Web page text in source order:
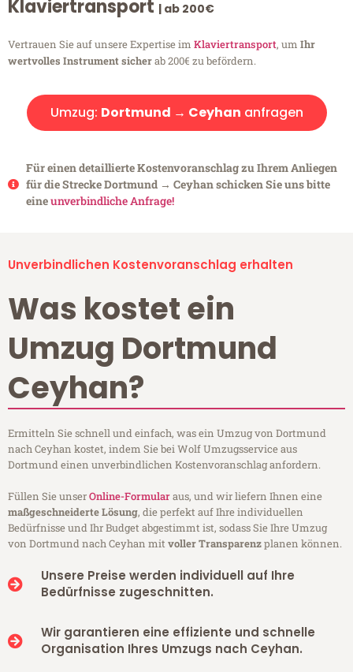
Klaviertransport | ab 200€
Vertrauen Sie auf unsere Expertise im Klaviertransport, um Ihr
wertvolles Instrument sicherab 200€ zu befördern.
Umzug: Dortmund → Ceyhan anfragen
Für einen detaillierte Kostenvoranschlag zu Ihrem Anliegen
für die Strecke Dortmund → Ceyhan schicken Sie uns bitte
eineunverbindliche Anfrage!
Unverbindlichen Kostenvoranschlag erhalten
Was kostet ein
Umzug Dortmund
Ceyhan?
Ermitteln Sie schnell und einfach, was ein Umzug von Dortmund
nach Ceyhan kostet, indem Sie bei Wolf Umzugsservice aus
Dortmund einen unverbindlichen Kostenvoranschlag anfordern.
Füllen Sie unserOnline-Formularaus, und wir liefern Ihnen eine
maßgeschneiderte Lösung, die perfekt auf Ihre individuellen
Bedürfnisse und Ihr Budget abgestimmt ist, sodass Sie Ihre Umzug
von Dortmund nach Ceyhan mitvoller Transparenzplanen können.
Unsere Preise werden individuell auf Ihre
Bedürfnisse zugeschnitten.
Wir garantieren eine effiziente und schnelle
Organisation Ihres Umzugs nach Ceyhan.